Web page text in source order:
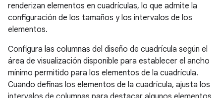
renderizan elementos en cuadrículas, lo que admite la
configuración de los tamaños y los intervalos de los
elementos.
Configura las columnas del diseño de cuadrícula según el
área de visualización disponible para establecer el ancho
mínimo permitido para los elementos de la cuadrícula.
Cuando definas los elementos de la cuadrícula, ajusta los